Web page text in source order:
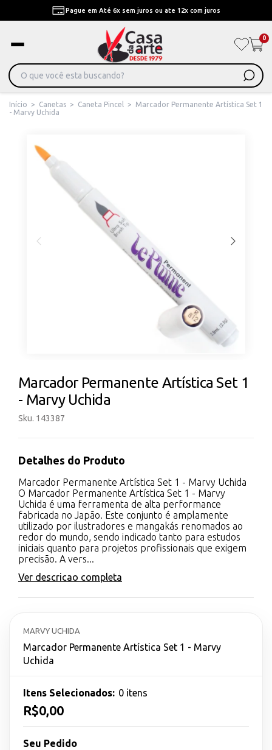
Pague em Até 6x sem juros ou ate 12x com juros
0
Início > Canetas > Caneta Pincel >
Marcador Permanente Artística Set 1
- Marvy Uchida
Marcador Permanente Artística Set 1
- Marvy Uchida
Sku. 143387
Detalhes do Produto
Marcador Permanente Artística Set 1 - Marvy Uchida
O Marcador Permanente Artística Set 1 - Marvy
Uchida é uma ferramenta de alta performance
fabricada no Japão. Este conjunto é amplamente
utilizado por ilustradores e mangakás renomados ao
redor do mundo, sendo indicado tanto para estudos
iniciais quanto para projetos profissionais que exigem
precisão. A vers...
Ver descricao completa
MARVY UCHIDA
Marcador Permanente Artística Set 1 - Marvy
Uchida
Itens Selecionados: 0 itens
R$0,00
Seu Pedido